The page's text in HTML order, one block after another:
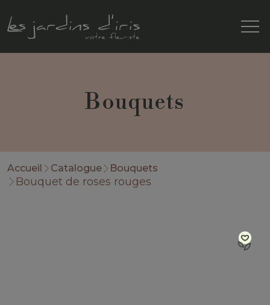
Bouquets
Accueil Catalogue Bouquets
Bouquet de roses rouges